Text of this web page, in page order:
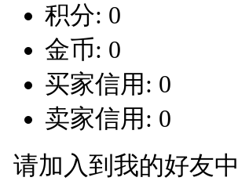
积分: 0
金币: 0
买家信用: 0
卖家信用: 0
请加入到我的好友